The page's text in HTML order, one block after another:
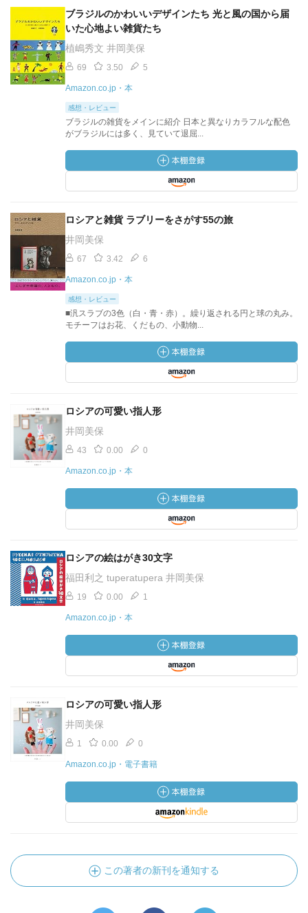
ブラジルのかわいいデザインたち 光と風の国から届
いた心地よい雑貨たち
植嶋秀文 井岡美保
69 3.50 5
Amazon.co.jp・本
感想・レビュー
ブラジルの雑貨をメインに紹介 日本と異なりカラフルな配色
がブラジルには多く、見ていて退屈...
ロシアと雑貨 ラブリーをさがす55の旅
井岡美保
67 3.42 6
Amazon.co.jp・本
感想・レビュー
■汎スラブの3色（白・青・赤）。繰り返される円と球の丸み。
モチーフはお花、くだもの、小動物...
ロシアの可愛い指人形
井岡美保
43 0.00 0
Amazon.co.jp・本
ロシアの絵はがき30文字
福田利之 tuperatupera 井岡美保
19 0.00 1
Amazon.co.jp・本
ロシアの可愛い指人形
井岡美保
1 0.00 0
Amazon.co.jp・電子書籍
この著者の新刊を通知する